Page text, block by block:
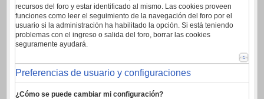
recursos del foro y estar identificado al mismo. Las cookies proveen
funciones como leer el seguimiento de la navegación del foro por el
usuario si la administración ha habilitado la opción. Si está teniendo
problemas con el ingreso o salida del foro, borrar las cookies
seguramente ayudará.
Preferencias de usuario y configuraciones
¿Cómo se puede cambiar mi configuración?